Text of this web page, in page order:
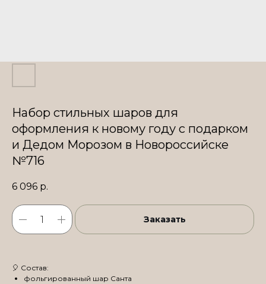
Набор стильных шаров для
оформления к новому году с подарком
и Дедом Морозом в Новороссийске
№716
6 096 р.
Заказать
🎈 Состав:
фольгированный шар Санта